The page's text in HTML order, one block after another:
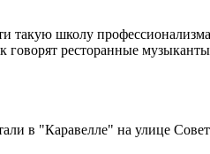
такую школу
говорят ресторанные
в "Каравелле" на улице